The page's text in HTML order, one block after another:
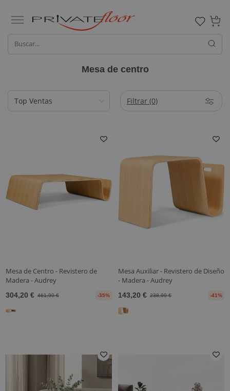
0
Mesa de centro
Filtrar (0)
Mesa de Centro - Revistero de
Madera - Audrey
304,20 € 461,90 € -35%
Mesa Auxiliar - Revistero de Diseño
- Madera - Audrey
143,20 € 238,99 € -41%